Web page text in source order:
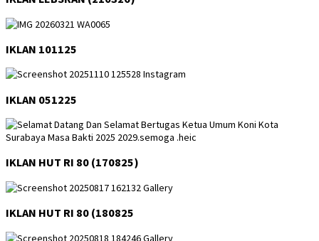
IKLAN 101125
IKLAN 051225
IKLAN HUT RI 80 (170825)
IKLAN HUT RI 80 (180825